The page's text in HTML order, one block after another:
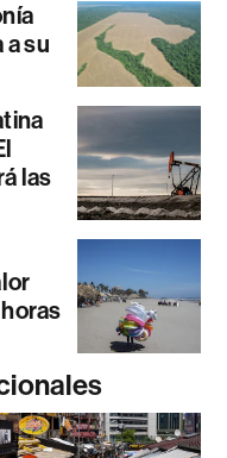
a su
las